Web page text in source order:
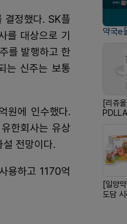
결정했다. SK플
를 대상으로 기
를 발행하고 한
는 신주는 보통
원에 인수했다.
한회사는 유상
전망이다.
용하고 1170억
약국e
[리쥬올]
[일양
도담